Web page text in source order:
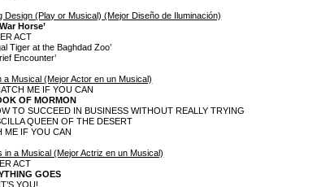
Design (Play or Musical) (Mejor Diseño de Iluminación)
Horse’
ACT
Tiger at the Baghdad Zoo’
Encounter’
a Musical (Mejor Actor en un Musical)
ME IF YOU CAN
OF MORMON
TO SUCCEED IN BUSINESS WITHOUT REALLY TRYING
QUEEN OF THE DESERT
ME IF YOU CAN
in a Musical (Mejor Actriz en un Musical)
ACT
GOES
YOU!